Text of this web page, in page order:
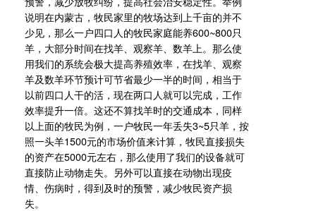
说明在内蒙古，牧民家里的牧场达到上千亩的并不
少见，那么一户四口人的牧民家庭能养600~800只
羊，大部分时间在找羊、观察羊、数羊上。那么使
用我们的系统会极大提高养殖效率，在找羊、观察
羊及数羊环节预计可节省最少一半的时间，相当于
以前四口人干的活，现在两口人就可以完成，工作
效率提升一倍。这还不算找羊时的交通成本，同样
以上面的牧民为例，一户牧民一年丢失3~5只羊，按
照一头羊1500元的市场价值来计算，牧民直接损失
的资产在5000元左右，那么使用了我们的设备就可
直接防止动物走失。另外可以直接在动物出现疫
情、伤病时，得到及时的预警，减少牧民资产损
失。